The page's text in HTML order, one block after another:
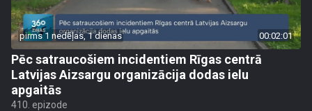
pirms 1 nedēļas, 1 dienas 00:02:01
Pēc satraucošiem incidentiem Rīgas centrā
Latvijas Aizsargu organizācija dodas ielu
apgaitās
410. epizode